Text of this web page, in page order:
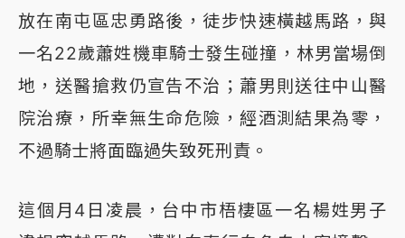
放在南屯區忠勇路後，徒步快速橫越馬路，與
一名22歲蕭姓機車騎士發生碰撞，林男當場倒
地，送醫搶救仍宣告不治；蕭男則送往中山醫
院治療，所幸無生命危險，經酒測結果為零，
不過騎士將面臨過失致死刑責。
這個月4日凌晨，台中市梧棲區一名楊姓男子